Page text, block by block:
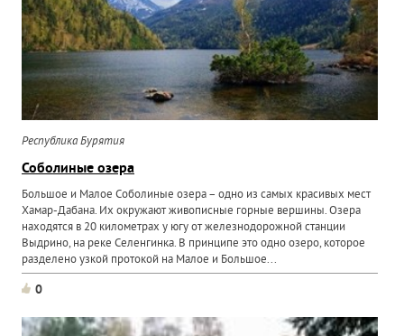
Республика Бурятия
Соболиные озера
Большое и Малое Соболиные озера – одно из самых красивых мест
Хамар-Дабана. Их окружают живописные горные вершины. Озера
находятся в 20 километрах у югу от железнодорожной станции
Выдрино, на реке Селенгинка. В принципе это одно озеро, которое
разделено узкой протокой на Малое и Большое...
0